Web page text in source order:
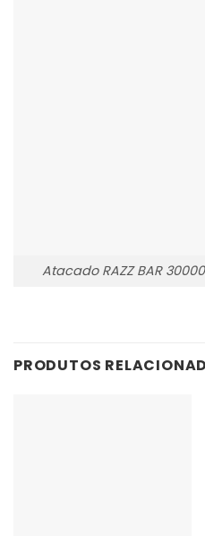
Atacado RAZZ BAR
PRODUTOS